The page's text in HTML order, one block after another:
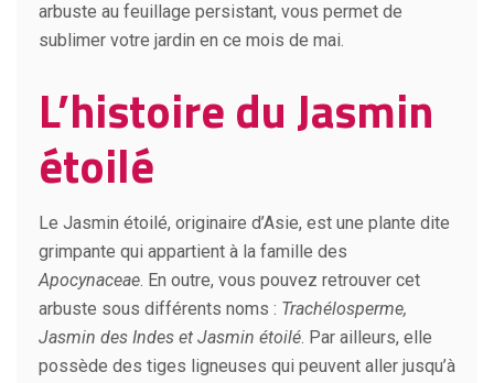
arbuste au feuillage persistant, vous permet de
sublimer votre jardin en ce mois de mai.
L’histoire du Jasmin
étoilé
Le Jasmin étoilé, originaire d’Asie, est une plante dite
grimpante qui appartient à la famille des
Apocynaceae. En outre, vous pouvez retrouver cet
arbuste sous différents noms : Trachélosperme,
Jasmin des Indes et Jasmin étoilé. Par ailleurs, elle
possède des tiges ligneuses qui peuvent aller jusqu’à